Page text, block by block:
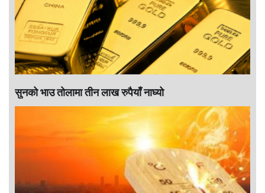
सुनको भाउ तोलामा तीन लाख रुपैयाँ नाघ्यो